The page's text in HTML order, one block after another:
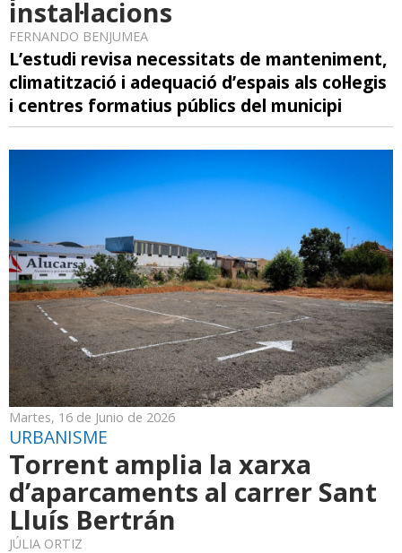
instal·lacions
FERNANDO BENJUMEA
L’estudi revisa necessitats de manteniment,
climatització i adequació d’espais als col·legis
i centres formatius públics del municipi
Martes, 16 de Junio de 2026
URBANISME
Torrent amplia la xarxa
d’aparcaments al carrer Sant
Lluís Bertrán
JÚLIA ORTIZ